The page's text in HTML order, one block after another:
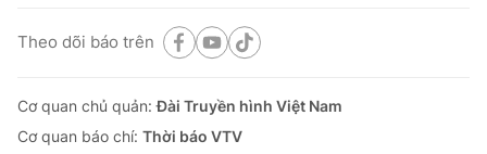
Theo dõi báo trên
Cơ quan chủ quản:Đài Truyền hình Việt Nam
Cơ quan báo chí: Thời báo VTV